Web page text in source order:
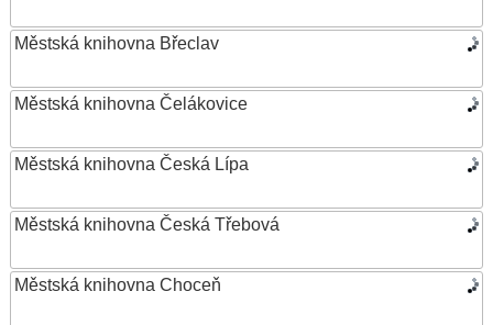
Městská knihovna Břeclav
Městská knihovna Čelákovice
Městská knihovna Česká Lípa
Městská knihovna Česká Třebová
Městská knihovna Choceň